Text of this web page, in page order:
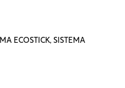
ECOSTICK, SISTEMA